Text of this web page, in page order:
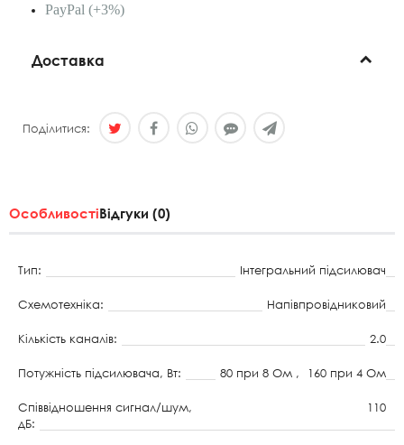
PayPal (+3%)
Доставка
Поділитися:
ОсобливостіВідгуки (0)
Тип: Інтегральний підсилювач
Схемотехніка: Напівпровідниковий
Кількість каналів: 2.0
Потужність підсилювача, Вт: 80 при 8 Ом , 160 при 4 Ом
Співвідношення сигнал/шум,
дБ:
110